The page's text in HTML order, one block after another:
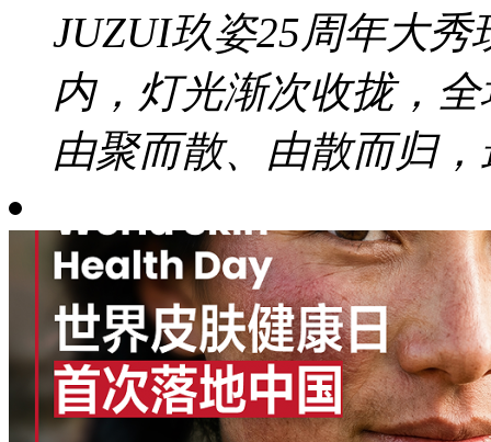
JUZUI玖姿25周年大秀
内，灯光渐次收拢，
由聚而散、由散而归